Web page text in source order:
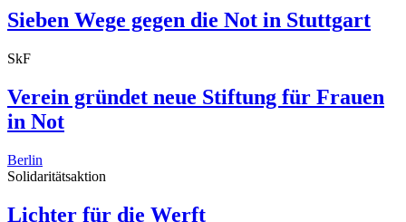
Sieben Wege gegen die Not in Stuttgart
SkF
Verein gründet neue Stiftung für Frauen
in Not
Berlin
Solidaritätsaktion
Lichter für die Werft